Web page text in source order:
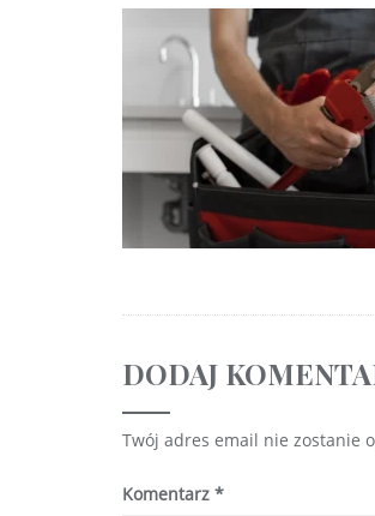
DODAJ
Twój adres email nie zostanie
Komentarz *